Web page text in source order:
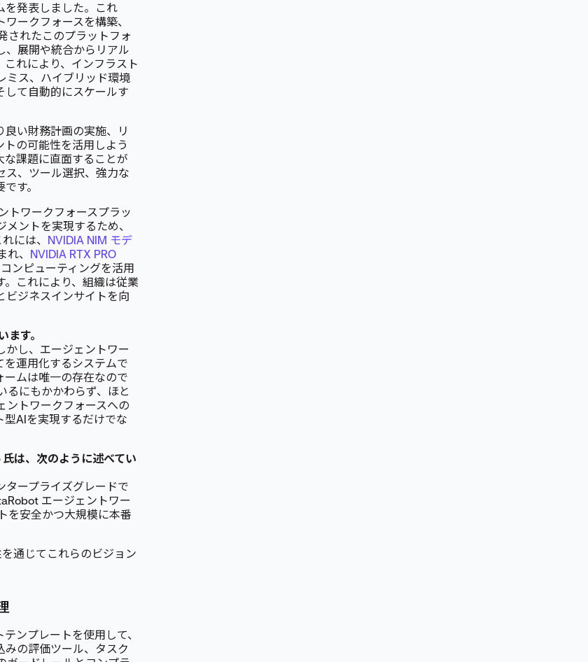
を発表しました。これ
ークフォースを構築、
されたこのプラットフォ
、展開や統合からリアル
れにより、インフラスト
ミス、ハイブリッド環境
して自動的にスケールす
い財務計画の実施、リ
の可能性を活用しよう
な課題に直面することが
ス、ツール選択、強力な
す。
トワークフォースプラッ
ントを実現するため、
には、 NVIDIA NIM モデ
れ、 NVIDIA RTX PRO
ンピューティングを活用
。これにより、組織は従業
ビジネスインサイトを向
す。
かし、エージェントワー
を運用化するシステムで
ムは唯一の存在なので
るにもかかわらず、ほと
ントワークフォースへの
AIを実現するだけでな
は、次のように述べてい
タープライズグレードで
エージェントワー
を安全かつ大規模に本番
通じてこれらのビジョン
ンプレートを使用して、
の評価ツール、タスク